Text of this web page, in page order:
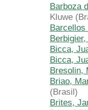
Barboza
Kluwe
Bicca,
Bicca,
Bresolin,
Briao,
(Brasil)
Brites,